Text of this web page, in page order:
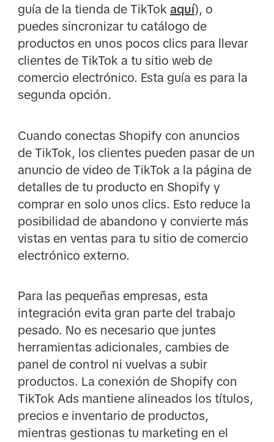
guía de la tienda de TikTok aquí), o
puedes sincronizar tu catálogo de
productos en unos pocos clics para llevar
clientes de TikTok a tu sitio web de
comercio electrónico. Esta guía es para la
segunda opción.
Cuando conectas Shopify con anuncios
de TikTok, los clientes pueden pasar de un
anuncio de video de TikTok a la página de
detalles de tu producto en Shopify y
comprar en solo unos clics. Esto reduce la
posibilidad de abandono y convierte más
vistas en ventas para tu sitio de comercio
electrónico externo.
Para las pequeñas empresas, esta
integración evita gran parte del trabajo
pesado. No es necesario que juntes
herramientas adicionales, cambies de
panel de control ni vuelvas a subir
productos. La conexión de Shopify con
TikTok Ads mantiene alineados los títulos,
precios e inventario de productos,
mientras gestionas tu marketing en el